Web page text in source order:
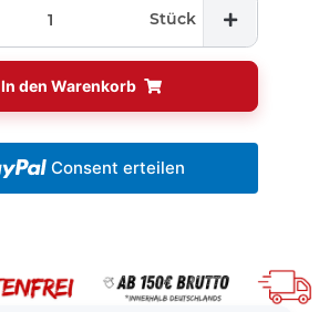
Stück
In den Warenkorb
Consent erteilen